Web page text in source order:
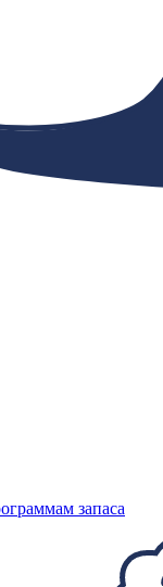
запаса